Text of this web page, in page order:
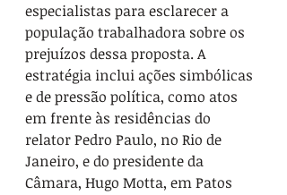
especialistas para esclarecer a
população trabalhadora sobre os
prejuízos dessa proposta. A
estratégia inclui ações simbólicas
e de pressão política, como atos
em frente às residências do
relator Pedro Paulo, no Rio de
Janeiro, e do presidente da
Câmara, Hugo Motta, em Patos